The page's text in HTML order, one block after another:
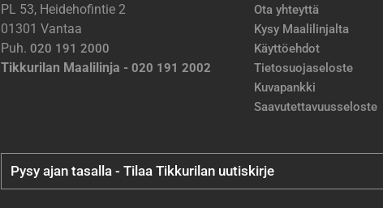
PL 53, Heidehofintie 2
01301 Vantaa
Puh. 020 191 2000
Tikkurilan Maalilinja - 020 191 2002
Ota yhteyttä
Kysy Maalilinjalta
Käyttöehdot
Tietosuojaseloste
Kuvapankki
Saavutettavuusseloste
Pysy ajan tasalla - Tilaa Tikkurilan uutiskirje